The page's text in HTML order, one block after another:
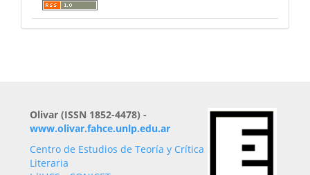
Olivar (ISSN 1852-4478) -
www.olivar.fahce.unlp.edu.ar
Centro de Estudios de Teoría y Crítica
Literaria